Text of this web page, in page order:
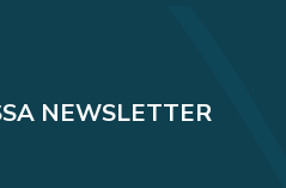
NEWSLETTER